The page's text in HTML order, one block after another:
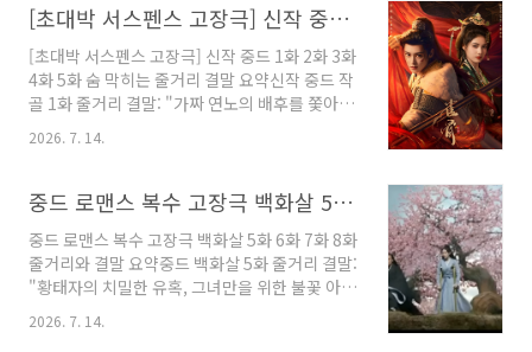
를 준 위층의 새 세입자가 어제 만난 수상한 ..
소무의는 심각한 신뢰 위기에 직면합니다. 하지
만 소무의는 사가어의 결백을 굳게 믿으며 그녀
를 처벌하라는 압박을 단호히 거부하죠. 지병이
재발해 실명 증상이 악화되는 와중에도 소무의는
대국을 수습하려 고군분투하고, 사가어는 묵묵히
산사나무 떡을 만들고 무기를 설계하며 힘을 보
룡'으로 위장해 동행한 사가어는 소무의의 집안
을 둘러싼 ..
[초대박 서스펜스 고장극] 신작 중드 <작골(灼骨)> 1화 2화 3화 4화 5화 숨 막히는 줄거리 결말 요약
[초대박 서스펜스 고장극] 신작 중드 1화 2화 3화
4화 5화 숨 막히는 줄거리 결말 요약신작 중드 작
골 1화 줄거리 결말: "가짜 연노의 배후를 쫓아
악명 높은 북부군 통수 소무의는 가짜 연노 때문
과 얽혀 있음을 알게 됩니다. 복수를 위해 가짜 죽
음으로 몸을 숨긴 그는 도성으로 잠입합니다. 한
편, 태부의 딸 사가어는 화장과 시서 대신 기계 발
명에 미쳐있는 인물로, 짝사랑하는 기왕 이무의
선물을 사기 위해 '묘수공자'로 변장해 무기를 팔
다 하필 연노 사건에 휘말립니다.소무의의 추적
2026. 7. 14.
중드 로맨스 복수 고장극 백화살 5화 6화 7화 8화 줄거리와 결말 요약
중드 로맨스 복수 고장극 백화살 5화 6화 7화 8화
줄거리와 결말 요약중드 백화살 5화 줄거리 결말:
"황태자의 치밀한 유혹, 그녀만을 위한 불꽃 아래
황자들의 화려한 보석 선물 대신 오래된 휘묵(먹)
2026. 7. 14.